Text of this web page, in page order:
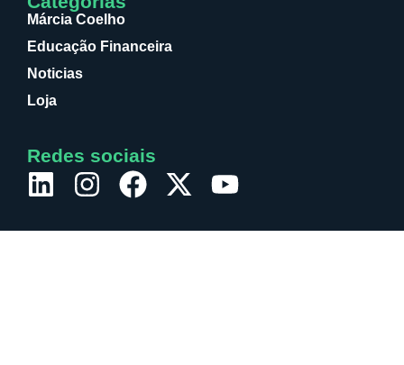
Márcia Coelho
Educação Financeira
Noticias
Loja
Redes sociais